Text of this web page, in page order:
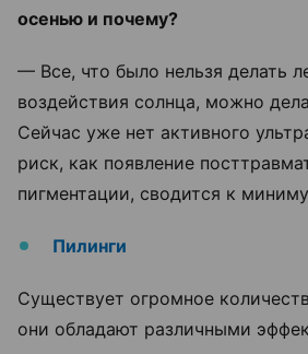
осенью и почему?
— Все, что было нельзя делать
воздействия солнца, можно
Сейчас уже нет активного
риск, как появление
пигментации, сводится к
Пилинги
Существует огромное
они обладают различными